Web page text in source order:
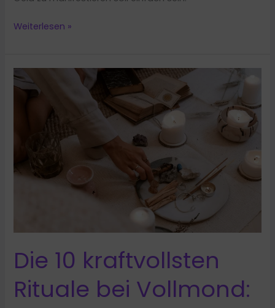
Vermeide
Fehler
beim
Weiterlesen »
Die 10 kraftvollsten
Rituale bei Vollmond: